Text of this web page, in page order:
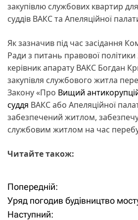
закупівлю службових квартир
суддів ВАКС та Апеляційної
Як зазначив під час засідання
Ради з питань правової
керівник апарату ВАКС Богдан
закупівля службового житла
Закону «Про Вищий
суддя ВАКС або Апеляційної
забезпечений житлом,
службовим житлом на час
Читайте також:
Н
а
Попередній:
Уряд погодив будівництво
Наступний: